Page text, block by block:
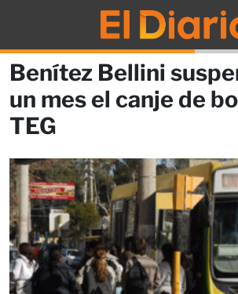
Benítez Bellini
un mes el canje de
TEG